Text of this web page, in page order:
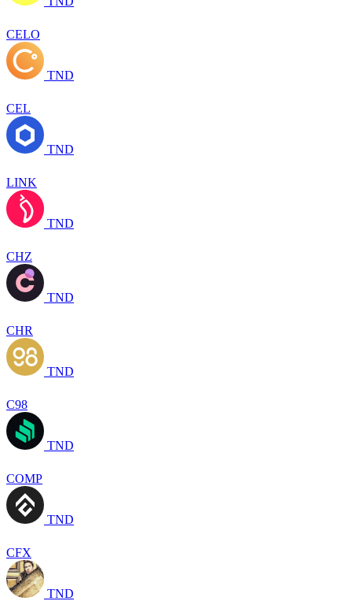
CELO
TND
CEL
TND
LINK
TND
CHZ
TND
CHR
TND
C98
TND
COMP
TND
CFX
TND